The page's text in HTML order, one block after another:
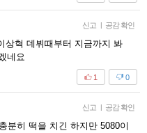
신고 | 공감 확인
상혁 데뷔때부터 지금까지 봐
네요
0
1
신고 | 공감 확인
분히 떡을 치긴 하지만 5080이